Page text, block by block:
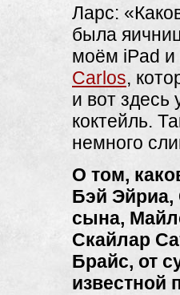
Ларс:
была
моём iPad и
Carlos,
и вот
коктейль.
немного
О том,
Бэй Эйриа,
сына,
Скайлар
Брайс, от
известной